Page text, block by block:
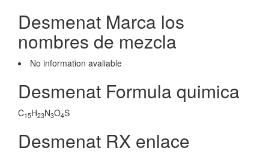
Desmenat Marca los
nombres de mezcla
No information avaliable
Desmenat Formula quimica
C15H23N3O4S
Desmenat RX enlace